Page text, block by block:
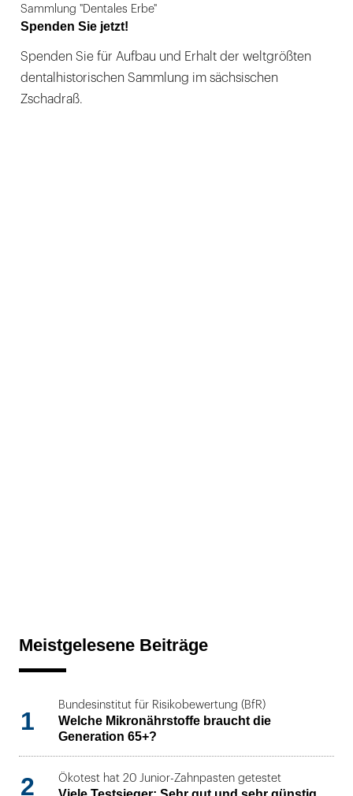
Sammlung "Dentales Erbe"
Spenden Sie jetzt!
Spenden Sie für Aufbau und Erhalt der weltgrößten
dentalhistorischen Sammlung im sächsischen
Zschadraß.
Meistgelesene Beiträge
1
Bundesinstitut für Risikobewertung (BfR)
Welche Mikronährstoffe braucht die
Generation 65+?
2 Ökotest hat 20 Junior-Zahnpasten getestet